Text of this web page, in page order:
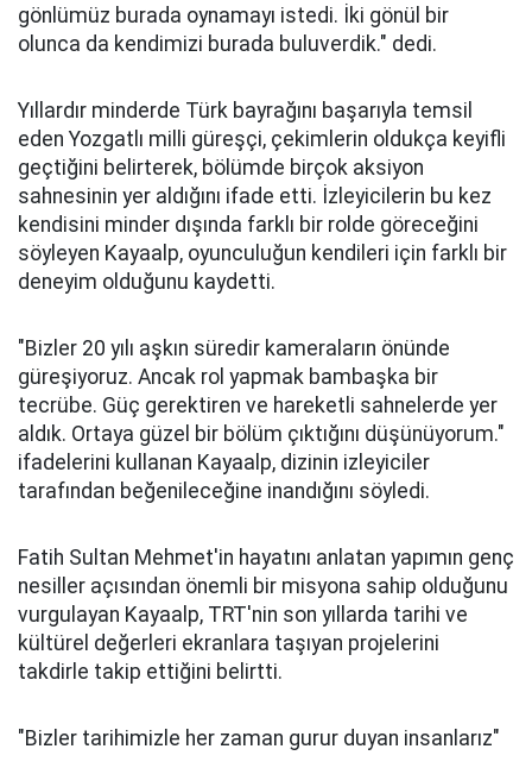
gönlümüz burada oynamayı istedi. İki gönül bir
olunca da kendimizi burada buluverdik." dedi.
Yıllardır minderde Türk bayrağını başarıyla temsil
eden Yozgatlı milli güreşçi, çekimlerin oldukça keyifli
geçtiğini belirterek, bölümde birçok aksiyon
sahnesinin yer aldığını ifade etti. İzleyicilerin bu kez
kendisini minder dışında farklı bir rolde göreceğini
söyleyen Kayaalp, oyunculuğun kendileri için farklı bir
deneyim olduğunu kaydetti.
"Bizler 20 yılı aşkın süredir kameraların önünde
güreşiyoruz. Ancak rol yapmak bambaşka bir
tecrübe. Güç gerektiren ve hareketli sahnelerde yer
aldık. Ortaya güzel bir bölüm çıktığını düşünüyorum."
ifadelerini kullanan Kayaalp, dizinin izleyiciler
tarafından beğenileceğine inandığını söyledi.
Fatih Sultan Mehmet'in hayatını anlatan yapımın genç
nesiller açısından önemli bir misyona sahip olduğunu
vurgulayan Kayaalp, TRT'nin son yıllarda tarihi ve
kültürel değerleri ekranlara taşıyan projelerini
takdirle takip ettiğini belirtti.
"Bizler tarihimizle her zaman gurur duyan insanlarız"